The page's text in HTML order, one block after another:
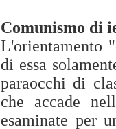
Comunismo di
L'orientamento
di essa
paraocchi di
che accade
esaminate per